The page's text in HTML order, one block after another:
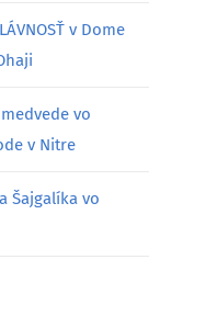
v Dome
vo
v Nitre
Šajgalíka vo